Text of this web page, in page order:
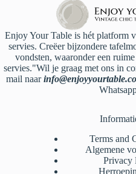
Enjoy Your Table is hét platform
servies. Creëer bijzondere
vondsten, waaronder een
servies."Wil je graag met ons in
mail naar
Terms and
Algemene
Privacy